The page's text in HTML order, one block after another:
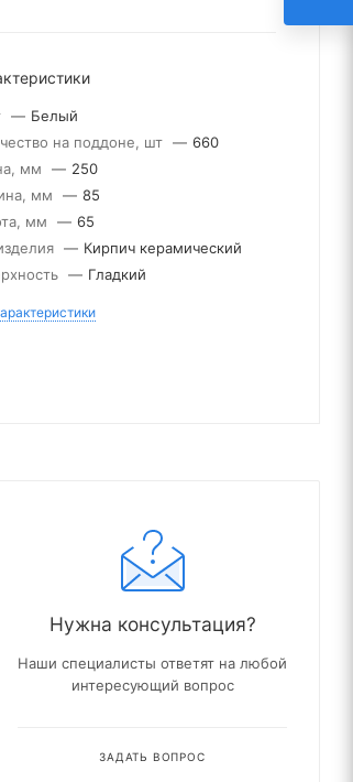
— Белый
на поддоне, шт — 660
мм
— 250
мм
— 85
мм
— 65
— Кирпич керамический
— Гладкий
Нужна консультация?
Наши специалисты ответят на любой
интересующий вопрос
ЗАДАТЬ ВОПРОС